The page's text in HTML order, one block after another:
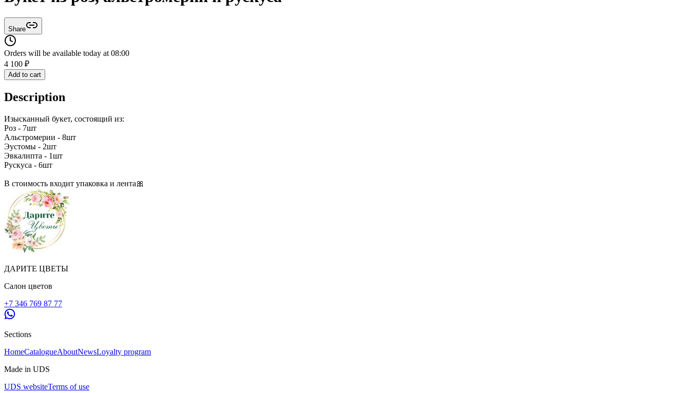
Share
Orders will be available today at 08:00
4 100 ₽
Add to cart
Description
Изысканный букет, состоящий из:
Роз - 7шт
Альстромерии - 8шт
Эустомы - 2шт
Эвкалипта - 1шт
Рускуса - 6шт
В стоимость входит упаковка и лента🎀
ДАРИТЕ ЦВЕТЫ
Салон цветов
+7 346 769 87 77
Sections
HomeCatalogueAboutNewsLoyalty program
Made in UDS
UDS websiteTerms of use